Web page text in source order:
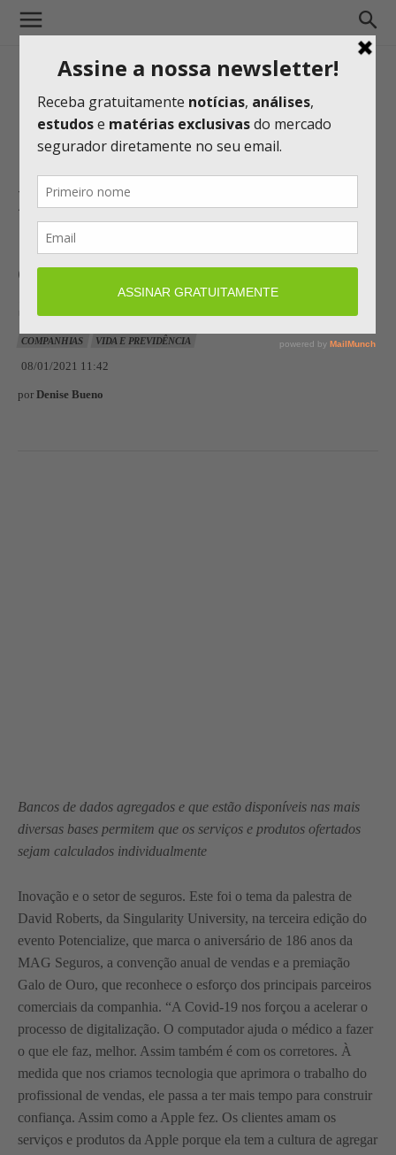
Inovação trazida pela Covid-
19 cria um novo setor, diz
consultor em evento da MAG
Seguros
COMPANHIAS VIDA E PREVIDÊNCIA
08/01/2021 11:42
por Denise Bueno
Bancos de dados agregados e que estão disponíveis nas mais
diversas bases permitem que os serviços e produtos ofertados
sejam calculados individualmente
Inovação e o setor de seguros. Este foi o tema da palestra de
David Roberts, da Singularity University, na terceira edição do
evento Potencialize, que marca o aniversário de 186 anos da
MAG Seguros, a convenção anual de vendas e a premiação
Galo de Ouro, que reconhece o esforço dos principais parceiros
comerciais da companhia. “A Covid-19 nos forçou a acelerar o
processo de digitalização. O computador ajuda o médico a fazer
o que ele faz, melhor. Assim também é com os corretores. À
medida que nos criamos tecnologia que aprimora o trabalho do
profissional de vendas, ele passa a ter mais tempo para construir
confiança. Assim como a Apple fez. Os clientes amam os
serviços e produtos da Apple porque ela tem a cultura de agregar